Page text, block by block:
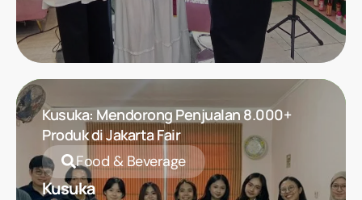
Kusuka: Mendorong Penjualan 8.000+
Produk di Jakarta Fair
Food & Beverage
Kusuka